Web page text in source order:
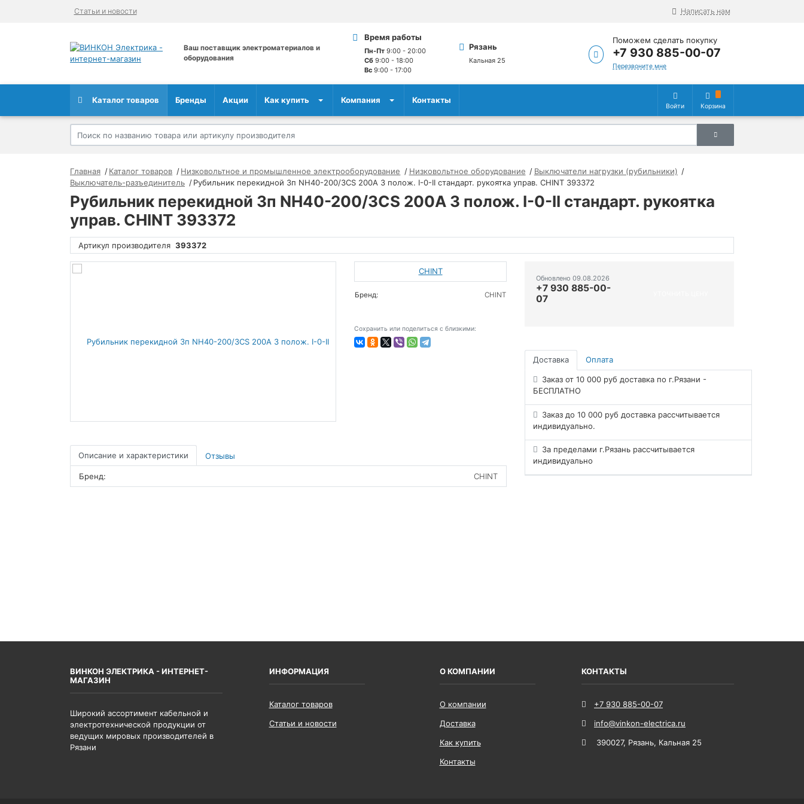
Статьи и новости Написать нам
Ваш поставщик электроматериалов и
оборудования
Время работы
Пн-Пт9:00 - 20:00
Сб9:00 - 18:00
Вс9:00 - 17:00
Рязань
Кальная 25
Поможем сделать покупку
+7 930 885-00-07
Перезвоните мне
Каталог товаров Бренды Акции Как купить Компания Контакты
Войти Корзина
Главная Каталог товаров Низковольтное и промышленное электрооборудование Низковольтное оборудование
Выключатели нагрузки (рубильники)
Выключатель-разъединитель
Рубильник перекидной 3п NH40-200/3CS 200А 3 полож. I-0-II стандарт. рукоятка управ. CHINT 393372
Рубильник перекидной 3п NH40-200/3CS 200А 3 полож. I-0-II стандарт. рукоятка
управ. CHINT 393372
Артикул производителя 393372
CHINT
Бренд: CHINT
Сохранить или поделиться с близкими:
Обновлено 09.08.2026
+7 930 885-00-
07
Доставка Оплата
Заказ от 10 000 руб доставка по г.Рязани -
БЕСПЛАТНО
Заказ до 10 000 руб доставка рассчитывается
индивидуально.
За пределами г.Рязань рассчитывается
индивидуально
Описание и характеристики Отзывы
Бренд: CHINT
ВИНКОН ЭЛЕКТРИКА - ИНТЕРНЕТ-
МАГАЗИН
Широкий ассортимент кабельной и
электротехнической продукции от
ведущих мировых производителей в
Рязани
ИНФОРМАЦИЯ
Каталог товаров
Статьи и новости
О КОМПАНИИ
О компании
Доставка
Как купить
Контакты
КОНТАКТЫ
+7 930 885-00-07
info@vinkon-electrica.ru
390027, Рязань, Кальная 25